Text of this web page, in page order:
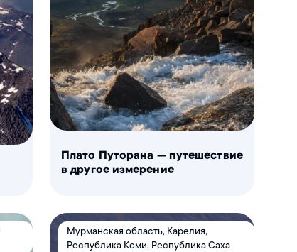
Плато Путорана — путешествие
в другое измерение
Мурманская область, Карелия,
Республика Коми, Республика Саха